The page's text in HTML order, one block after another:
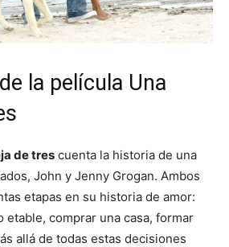
de
Cachorros
la película Una
de tres cuenta la historia de una
John y Jenny Grogan. Ambos
etapas en su historia de amor:
etable, comprar una casa, formar
allá de todas estas decisiones